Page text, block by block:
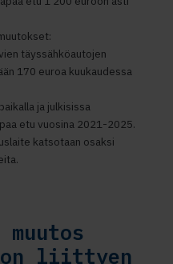
täyssähköautojen
170 euroa kuukaudessa
ja julkisissa
etu vuosina 2021-2025.
katsotaan osaksi
liittyen